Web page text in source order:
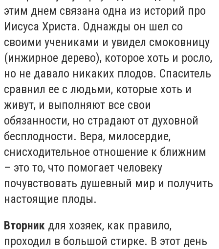
этим днем связана одна из историй про
Иисуса Христа. Однажды он шел со
своими учениками и увидел смоковницу
(инжирное дерево), которое хоть и росло,
но не давало никаких плодов. Спаситель
сравнил ее с людьми, которые хоть и
живут, и выполняют все свои
обязанности, но страдают от духовной
бесплодности. Вера, милосердие,
снисходительное отношение к ближним
– это то, что помогает человеку
почувствовать душевный мир и получить
настоящие плоды.
Вторник для хозяек, как правило,
проходил в большой стирке. В этот день